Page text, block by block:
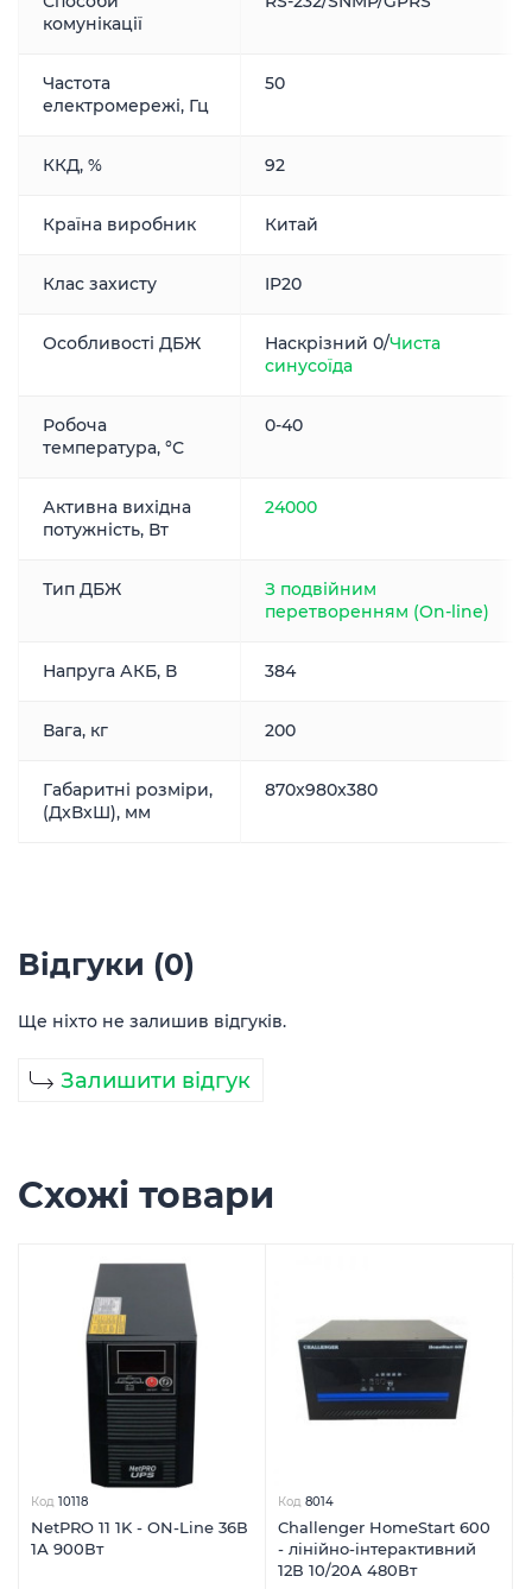
комунікації
Частота
електромережі, Гц
50
ККД, % 92
Країна виробник Китай
Клас захисту IP20
Особливості ДБЖ Наскрізний 0/Чиста
синусоїда
Робоча
температура, °С
0-40
Активна вихідна
потужність, Вт
24000
Тип ДБЖ
З подвійним
перетворенням (On-line)
Напруга АКБ, В 384
Вага, кг 200
Габаритні розміри,
(ДxВxШ), мм
870x980x380
Відгуки (0)
Ще ніхто не залишив відгуків.
Залишити відгук
Схожі товари
Код 10118
NetPRO 11 1K - ON-Line 36В
1А 900Вт
Код 8014
Challenger HomeStart 600
- лінійно-інтерактивний
12В 10/20А 480Вт